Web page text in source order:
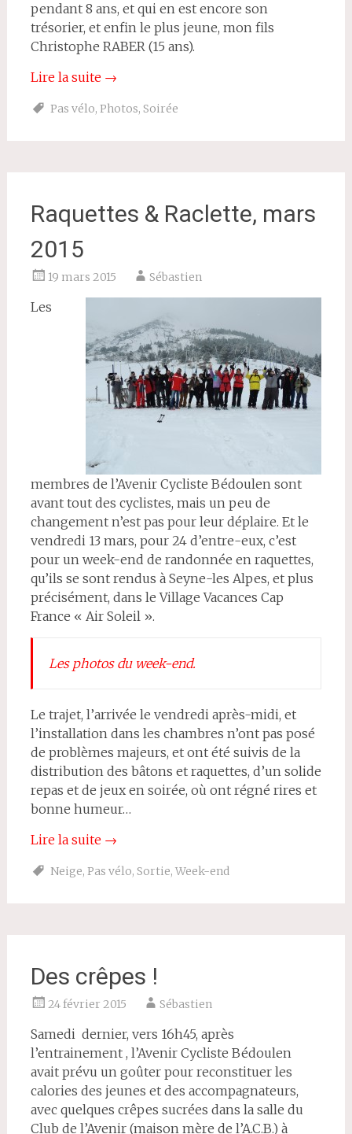
pendant 8 ans, et qui en est encore son
trésorier, et enfin le plus jeune, mon fils
Christophe RABER (15 ans).
Lire la suite →
Pas vélo, Photos, Soirée
Raquettes & Raclette, mars
2015
19 mars 2015 Sébastien
Les
membres de l’Avenir Cycliste Bédoulen sont
avant tout des cyclistes, mais un peu de
changement n’est pas pour leur déplaire. Et le
vendredi 13 mars, pour 24 d’entre-eux, c’est
pour un week-end de randonnée en raquettes,
qu’ils se sont rendus à Seyne-les Alpes, et plus
précisément, dans le Village Vacances Cap
France « Air Soleil ».
Les photos du week-end.
Le trajet, l’arrivée le vendredi après-midi, et
l’installation dans les chambres n’ont pas posé
de problèmes majeurs, et ont été suivis de la
distribution des bâtons et raquettes, d’un solide
repas et de jeux en soirée, où ont régné rires et
bonne humeur…
Lire la suite →
Neige, Pas vélo, Sortie, Week-end
Des crêpes !
24 février 2015 Sébastien
Samedi dernier, vers 16h45, après
l’entrainement , l’Avenir Cycliste Bédoulen
avait prévu un goûter pour reconstituer les
calories des jeunes et des accompagnateurs,
avec quelques crêpes sucrées dans la salle du
Club de l’Avenir (maison mère de l’A.C.B.) à